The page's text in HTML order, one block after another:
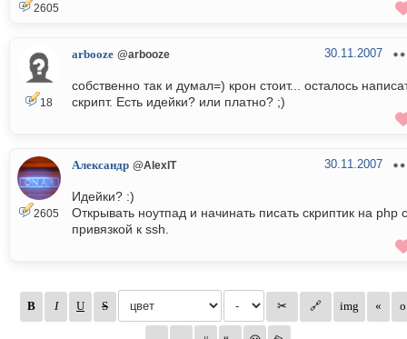
2605
18
arbooze @arbooze 30.11.2007
собственно так и думал=) крон стоит... осталось
скрипт. Есть идейки? или платно? ;)
2605
Александр @AlexIT 30.11.2007
Идейки? :)
Открывать ноутпад и начинать писать скриптик на php с
привязкой к ssh.